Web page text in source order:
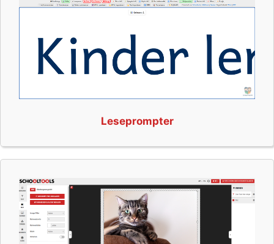
Leseprompter